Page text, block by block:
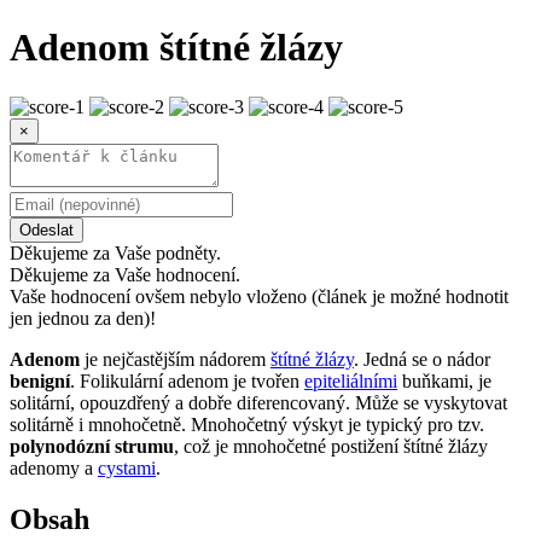
Adenom štítné žlázy
×
Odeslat
Děkujeme za Vaše podněty.
Děkujeme za Vaše hodnocení.
Vaše hodnocení ovšem nebylo vloženo (článek je možné hodnotit
jen jednou za den)!
Adenom je nejčastějším nádorem štítné žlázy. Jedná se o nádor
benigní. Folikulární adenom je tvořen epiteliálními buňkami, je
solitární, opouzdřený a dobře diferencovaný. Může se vyskytovat
solitárně i mnohočetně. Mnohočetný výskyt je typický pro tzv.
polynodózní strumu, což je mnohočetné postižení štítné žlázy
adenomy a cystami.
Obsah